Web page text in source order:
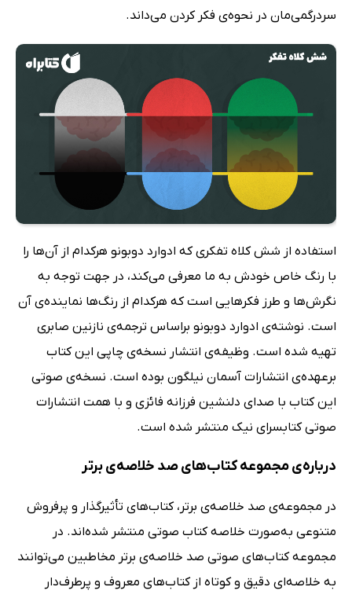
سردرگمی‌مان در نحوه‌ی فکر کردن می‌داند.
استفاده از شش کلاه تفکری که ادوارد دوبونو هرکدام از آن‌ها را
با رنگ خاص خودش به ما معرفی می‌کند، در جهت توجه به
نگرش‌ها و طرز فکرهایی است که هرکدام از رنگ‌ها نماینده‌ی آن
است. نوشته‌ی ادوارد دوبونو براساس ترجمه‌ی نازنین صابری
تهیه شده است. وظیفه‌ی انتشار نسخه‌ی چاپی این کتاب
برعهده‌ی انتشارات آسمان نیلگون بوده است. نسخه‌ی صوتی
این کتاب با صدای دلنشین فرزانه فائزی و با همت انتشارات
صوتی کتابسرای نیک منتشر شده است.
درباره‌ی مجموعه کتاب‌های صد خلاصه‌ی برتر
در مجموعه‌ی صد خلاصه‌ی برتر، کتاب‌های تأثیرگذار و پرفروش
متنوعی به‌صورت خلاصه کتاب صوتی منتشر شده‌اند. در
مجموعه کتاب‌های صوتی صد خلاصه‌ی برتر مخاطبین می‌توانند
به خلاصه‌ای دقیق و کوتاه از کتاب‌های معروف و پرطرف‌دار